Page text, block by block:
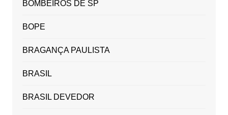
BOMBEIROS DE SP
BOPE
BRAGANÇA PAULISTA
BRASIL
BRASIL DEVEDOR